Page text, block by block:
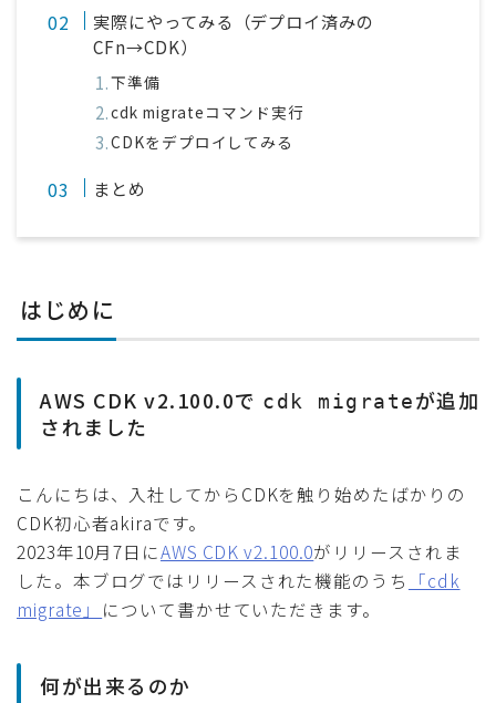
実際にやってみる（デプロイ済みの
CFn→CDK）
下準備
cdk migrateコマンド実行
CDKをデプロイしてみる
まとめ
はじめに
AWS CDK v2.100.0で cdk migrateが追加
されました
こんにちは、入社してからCDKを触り始めたばかりの
CDK初心者akiraです。
2023年10月7日にAWS CDK v2.100.0がリリースされま
した。本ブログではリリースされた機能のうち
「cdk
migrate」 について書かせていただきます。
何が出来るのか